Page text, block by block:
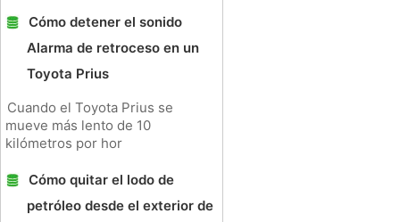
Cómo detener el sonido
Alarma de retroceso en un
Toyota Prius
Cuando el Toyota Prius se
mueve más lento de 10
kilómetros por hor
Cómo quitar el lodo de
petróleo desde el exterior de